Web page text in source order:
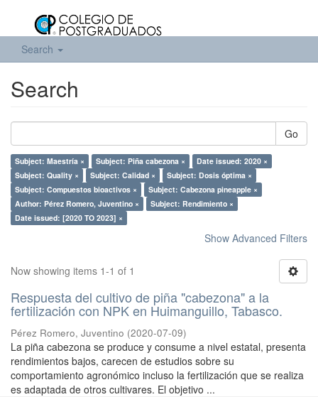
Search
Search
Go
Subject: Maestría × Subject: Piña cabezona ×
Date issued: 2020 ×
Subject: Quality ×
Subject: Calidad ×
Subject: Dosis óptima ×
Subject: Compuestos bioactivos ×
Subject: Cabezona pineapple ×
Author: Pérez Romero, Juventino ×
Subject: Rendimiento ×
Date issued: [2020 TO 2023] ×
Show Advanced Filters
Now showing items 1-1 of 1
Respuesta del cultivo de piña "cabezona" a la
fertilización con NPK en Huimanguillo, Tabasco.
Pérez Romero, Juventino (2020-07-09)
La piña cabezona se produce y consume a nivel estatal, presenta
rendimientos bajos, carecen de estudios sobre su
comportamiento agronómico incluso la fertilización que se realiza
es adaptada de otros cultivares. El objetivo ...